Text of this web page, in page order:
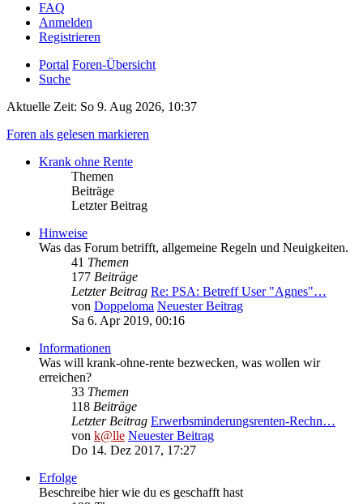
FAQ
Anmelden
Registrieren
Portal Foren-Übersicht
Suche
Aktuelle Zeit: So 9. Aug 2026, 10:37
Foren als gelesen markieren
Krank ohne Rente
Themen
Beiträge
Letzter Beitrag
Hinweise
Was das Forum betrifft, allgemeine Regeln und Neuigkeiten.
41 Themen
177 Beiträge
Letzter Beitrag Re: PSA: Betreff User "Agnes"…
von Doppeloma Neuester Beitrag
Sa 6. Apr 2019, 00:16
Informationen
Was will krank-ohne-rente bezwecken, was wollen wir
erreichen?
33 Themen
118 Beiträge
Letzter Beitrag Erwerbsminderungsrenten-Rechn…
von k@lle Neuester Beitrag
Do 14. Dez 2017, 17:27
Erfolge
Beschreibe hier wie du es geschafft hast